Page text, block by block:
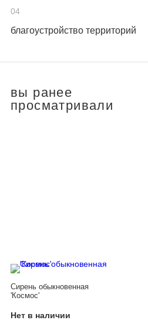
04
благоустройство территорий
вы ранее
просматривали
Сирень обыкновенная
'Космос'
Нет в наличии